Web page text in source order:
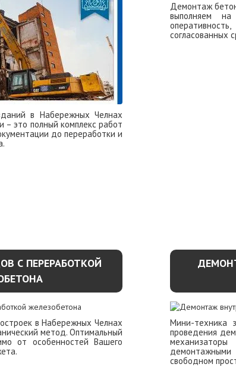
в Набережных Челнах
это полный комплекс работ
до переработки и
Демонтаж
выполняем
согласованных
С ПЕРЕРАБОТКОЙ
в Набережных Челнах
метод. Оптимальный
от особенностей Вашего
Мини-техника
проведения
свободном